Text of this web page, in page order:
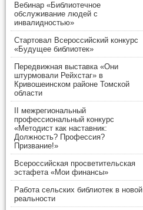
Вебинар «Библиотечное
обслуживание людей с
инвалидностью»
Стартовал Всероссийский конкурс
«Будущее библиотек»
Передвижная выставка «Они
штурмовали Рейхстаг» в
Кривошеинском районе Томской
области
II межрегиональный
профессиональный конкурс
«Методист как наставник:
Должность? Профессия?
Призвание!»
Всероссийская просветительская
эстафета «Мои финансы»
Работа сельских библиотек в новой
реальности